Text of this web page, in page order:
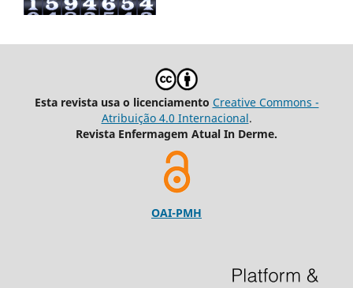
Esta revista usa o licenciamento Creative Commons -
Atribuição 4.0 Internacional.
Revista Enfermagem Atual In Derme.
OAI-PMH